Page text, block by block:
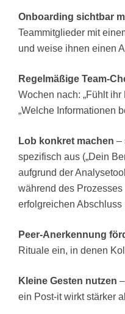
Onboarding sichtbar
Teammitglieder mit
und weise ihnen einen
Regelmäßige Team-
Wochen nach: „Fühlt
„Welche Informationen
Lob konkret machen –
spezifisch aus („Dein
aufgrund der
während des
erfolgreichen Abschluss
Peer-Anerkennung
Rituale ein, in denen
Kleine Gesten nutzen
ein Post-it wirkt stärker